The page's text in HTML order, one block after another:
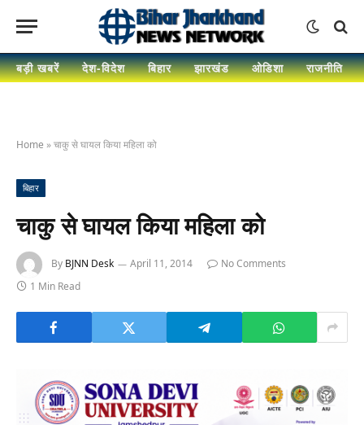
बड़ी खबरें देश-विदेश बिहार झारखंड ओडिशा राजनीति
Home »चाकु से घायल किया महिला को
बिहार
चाकु से घायल किया महिला को
By BJNN Desk April 11, 2014
No Comments
1 Min Read